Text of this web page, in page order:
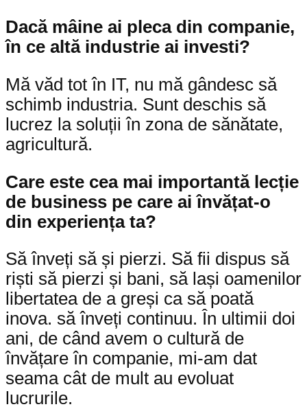
Dacă mâine ai pleca din companie,
în ce altă industrie ai investi?
Mă văd tot în IT, nu mă gândesc să
schimb industria. Sunt deschis să
lucrez la soluții în zona de sănătate,
agricultură.
Care este cea mai importantă lecție
de business pe care ai învățat-o
din experiența ta?
Să înveți să și pierzi. Să fii dispus să
riști să pierzi și bani, să lași oamenilor
libertatea de a greși ca să poată
inova. să înveți continuu. În ultimii doi
ani, de când avem o cultură de
învățare în companie, mi-am dat
seama cât de mult au evoluat
lucrurile.